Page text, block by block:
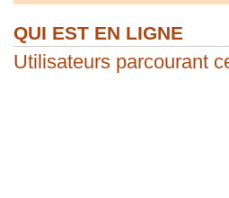
QUI EST EN LIGNE
Utilisateurs parcourant